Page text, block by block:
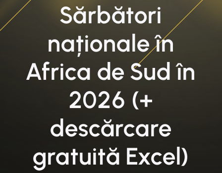
Sărbători
naționale în
Africa de Sud în
2026 (+
descărcare
gratuită Excel)